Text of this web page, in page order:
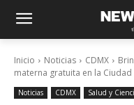
Inicio Noticias CDMX
materna gratuita en la Ciudad
Noticias CDMX Salud y